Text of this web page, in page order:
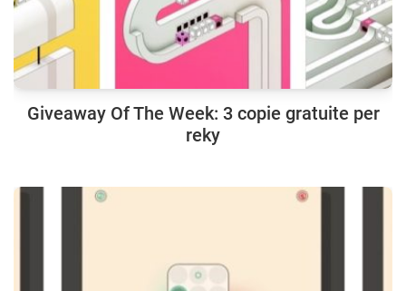
Giveaway Of The Week: 3 copie gratuite per
reky